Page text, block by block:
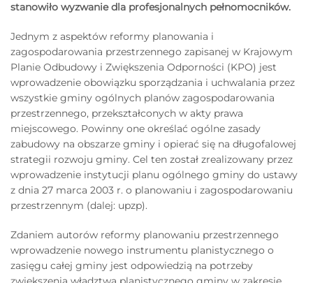
stanowiło wyzwanie dla profesjonalnych pełnomocników.
Jednym z aspektów reformy planowania i
zagospodarowania przestrzennego zapisanej w Krajowym
Planie Odbudowy i Zwiększenia Odporności (KPO) jest
wprowadzenie obowiązku sporządzania i uchwalania przez
wszystkie gminy ogólnych planów zagospodarowania
przestrzennego, przekształconych w akty prawa
miejscowego. Powinny one określać ogólne zasady
zabudowy na obszarze gminy i opierać się na długofalowej
strategii rozwoju gminy. Cel ten został zrealizowany przez
wprowadzenie instytucji planu ogólnego gminy do ustawy
z dnia 27 marca 2003 r. o planowaniu i zagospodarowaniu
przestrzennym (dalej: upzp).
Zdaniem autorów reformy planowaniu przestrzennego
wprowadzenie nowego instrumentu planistycznego o
zasięgu całej gminy jest odpowiedzią na potrzeby